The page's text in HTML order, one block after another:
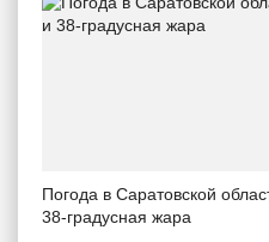
Погода в Саратовской
38-градусная жара